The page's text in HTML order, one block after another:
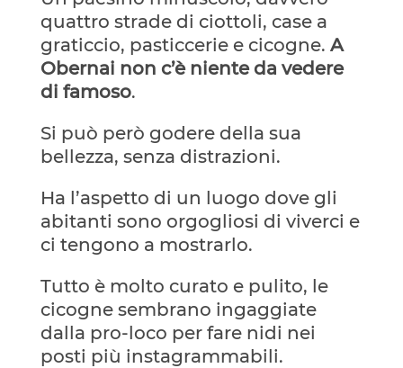
quattro strade di ciottoli, case a
graticcio, pasticcerie e cicogne. A
Obernai non c’è niente da vedere
di famoso.
Si può però godere della sua
bellezza, senza distrazioni.
Ha l’aspetto di un luogo dove gli
abitanti sono orgogliosi di viverci e
ci tengono a mostrarlo.
Tutto è molto curato e pulito, le
cicogne sembrano ingaggiate
dalla pro-loco per fare nidi nei
posti più instagrammabili.